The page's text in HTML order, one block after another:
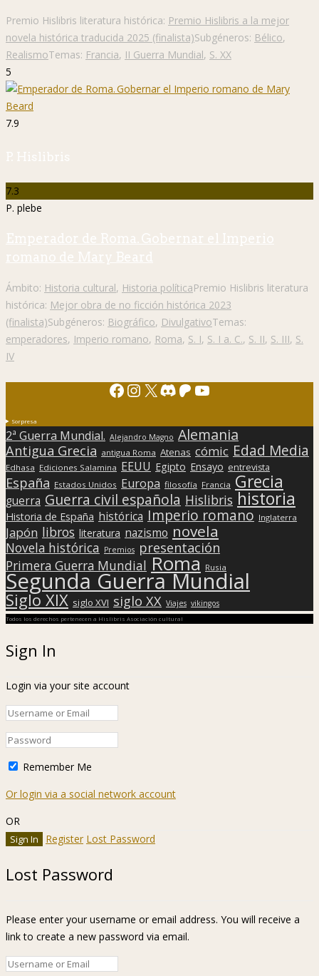
Premio Hislibris literatura histórica: Premio Hislibris a la mejor
novela histórica traducida 2025 (finalista)Subgéneros: Bélico,
RealismoTemas: Francia, II Guerra Mundial, S. XX
5
7.9
P. Hislibris
7.3
P. plebe
Emperador de Roma. Gobernar el Imperio
romano de Mary Beard
Ámbito: Historia cultural, Historia políticaPremio Hislibris literatura
histórica: Mejor obra de no ficción histórica 2023
(finalista)Subgéneros: Biográfico, DivulgativoTemas:
emperadores, Imperio romano, Roma, S. I, S. I a. C., S. II, S. III, S.
IV
Facebook
Instagram
X Discord
Patreon
YouTube
Sorpresa
2ª Guerra Mundial. Alejandro Magno Alemania
Antigua Grecia antigua Roma Atenas cómic Edad Media
Edhasa Ediciones Salamina EEUU Egipto Ensayo entrevista
España Estados Unidos Europa filosofía Francia Grecia
guerra Guerra civil española Hislibris historia
Historia de España histórica Imperio romano Inglaterra
Japón libros literatura nazismo novela
Novela histórica Premios presentación
Primera Guerra Mundial Roma Rusia
Segunda Guerra Mundial
Siglo XIX siglo XVI siglo XX Viajes vikingos
Todos los derechos pertenecen a Hislibris Asociación cultural
Sign In
Login via your site account
Remember Me
Or login via a social network account
OR
Register Lost Password
Lost Password
Please enter your username or email address. You will receive a
link to create a new password via email.